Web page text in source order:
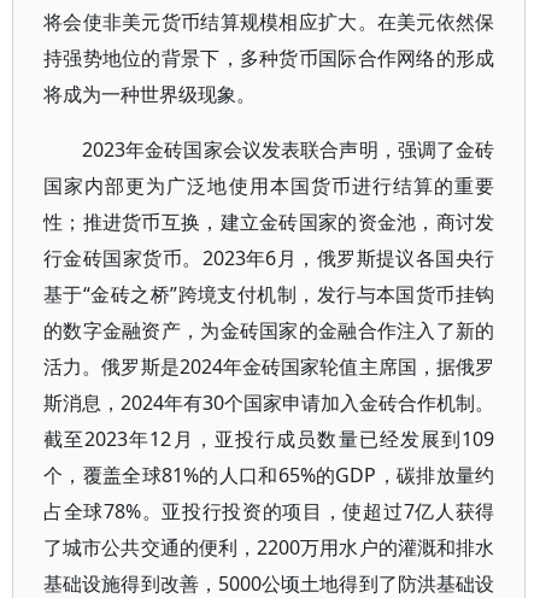
将会使非美元货币结算规模相应扩大。在美元依然保
持强势地位的背景下，多种货币国际合作网络的形成
将成为一种世界级现象。
2023年金砖国家会议发表联合声明，强调了金砖
国家内部更为广泛地使用本国货币进行结算的重要
性；推进货币互换，建立金砖国家的资金池，商讨发
行金砖国家货币。2023年6月，俄罗斯提议各国央行
基于“金砖之桥”跨境支付机制，发行与本国货币挂钩
的数字金融资产，为金砖国家的金融合作注入了新的
活力。俄罗斯是2024年金砖国家轮值主席国，据俄罗
斯消息，2024年有30个国家申请加入金砖合作机制。
截至2023年12月，亚投行成员数量已经发展到109
个，覆盖全球81%的人口和65%的GDP，碳排放量约
占全球78%。亚投行投资的项目，使超过7亿人获得
了城市公共交通的便利，2200万用水户的灌溉和排水
基础设施得到改善，5000公顷土地得到了防洪基础设